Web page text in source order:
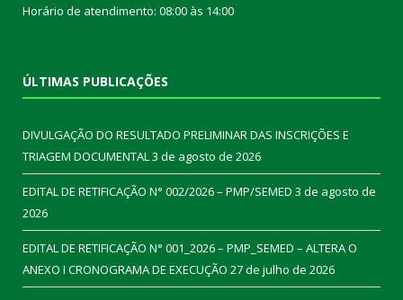
Horário de atendimento: 08:00 às 14:00
ÚLTIMAS PUBLICAÇÕES
DIVULGAÇÃO DO RESULTADO PRELIMINAR DAS INSCRIÇÕES E
TRIAGEM DOCUMENTAL3 de agosto de 2026
EDITAL DE RETIFICAÇÃO N° 002/2026 – PMP/SEMED 3 de agosto de
2026
EDITAL DE RETIFICAÇÃO N° 001_2026 – PMP_SEMED – ALTERA O
ANEXO I CRONOGRAMA DE EXECUÇÃO 27 de julho de 2026